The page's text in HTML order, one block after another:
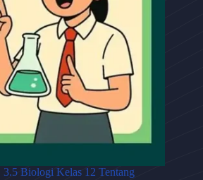
Biologi Kelas 12 Tentang